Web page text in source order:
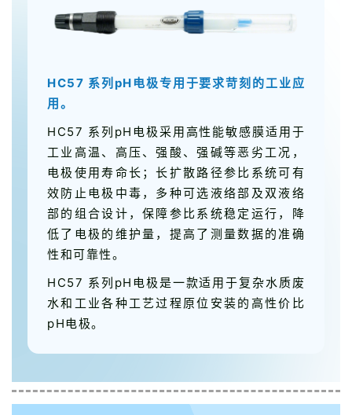
HC57 系列pH电极专用于要求苛刻的工业应
用。
HC57 系列pH电极采用高性能敏感膜适用于
工业高温、高压、强酸、强碱等恶劣工况，
电极使用寿命长；长扩散路径参比系统可有
效防止电极中毒，多种可选液络部及双液络
部的组合设计，保障参比系统稳定运行，降
低了电极的维护量，提高了测量数据的准确
性和可靠性。
HC57 系列pH电极是一款适用于复杂水质废
水和工业各种工艺过程原位安装的高性价比
pH电极。